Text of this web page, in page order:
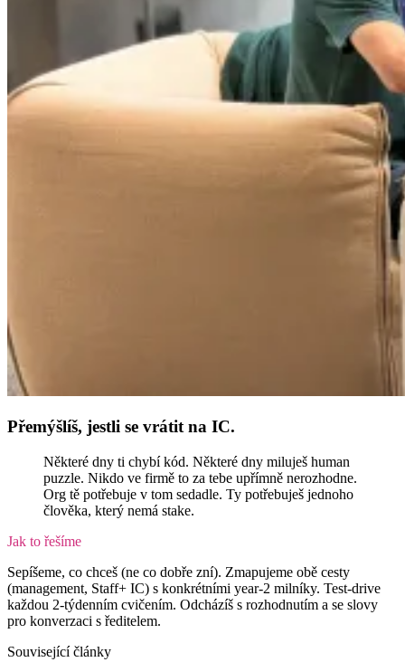
Přemýšlíš, jestli se vrátit na IC.
Některé dny ti chybí kód. Některé dny miluješ human
puzzle. Nikdo ve firmě to za tebe upřímně nerozhodne.
Org tě potřebuje v tom sedadle. Ty potřebuješ jednoho
člověka, který nemá stake.
Jak to řešíme
Sepíšeme, co chceš (ne co dobře zní). Zmapujeme obě cesty
(management, Staff+ IC) s konkrétními year-2 milníky. Test-drive
každou 2-týdenním cvičením. Odcházíš s rozhodnutím a se slovy
pro konverzaci s ředitelem.
Související články